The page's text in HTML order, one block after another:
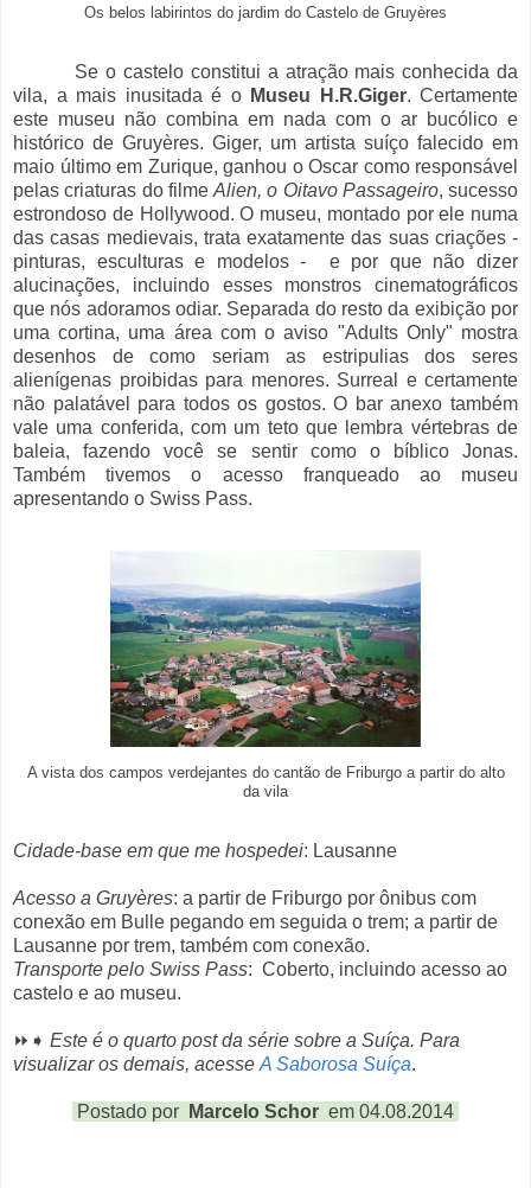
Os belos labirintos do jardim do Castelo de Gruyères
Se o castelo constitui a atração mais conhecida da
vila, a mais inusitada é o Museu H.R.Giger. Certamente
este museu não combina em nada com o ar bucólico e
histórico de Gruyères. Giger, um artista suíço falecido em
maio último em Zurique, ganhou o Oscar como responsável
pelas criaturas do filme Alien, o Oitavo Passageiro, sucesso
estrondoso de Hollywood. O museu, montado por ele numa
das casas medievais, trata exatamente das suas criações -
pinturas, esculturas e modelos - e por que não dizer
alucinações, incluindo esses monstros cinematográficos
que nós adoramos odiar. Separada do resto da exibição por
uma cortina, uma área com o aviso "Adults Only" mostra
desenhos de como seriam as estripulias dos seres
alienígenas proibidas para menores. Surreal e certamente
não palatável para todos os gostos. O bar anexo também
vale uma conferida, com um teto que lembra vértebras de
baleia, fazendo você se sentir como o bíblico Jonas.
Também tivemos o acesso franqueado ao museu
apresentando o Swiss Pass.
A vista dos campos verdejantes do cantão de Friburgo a partir do alto
da vila
Cidade-base em que me hospedei: Lausanne
Acesso a Gruyères: a partir de Friburgo por ônibus com
conexão em Bulle pegando em seguida o trem; a partir de
Lausanne por trem, também com conexão.
Transporte pelo Swiss Pass: Coberto, incluindo acesso ao
castelo e ao museu.
⏩➧ Este é o quarto post da série sobre a Suíça. Para
visualizar os demais, acesse A Saborosa Suíça.
Postado por Marcelo Schor em 04.08.2014